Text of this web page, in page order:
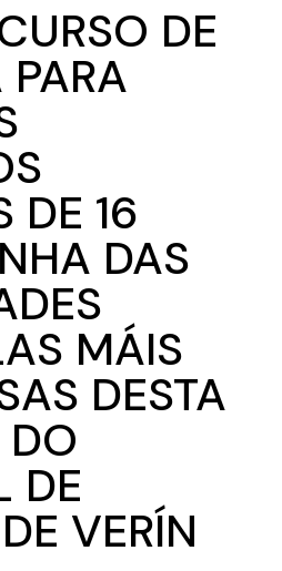
DE
PARA
DE 16
DAS
MÁIS
DESTA
DE
VERÍN